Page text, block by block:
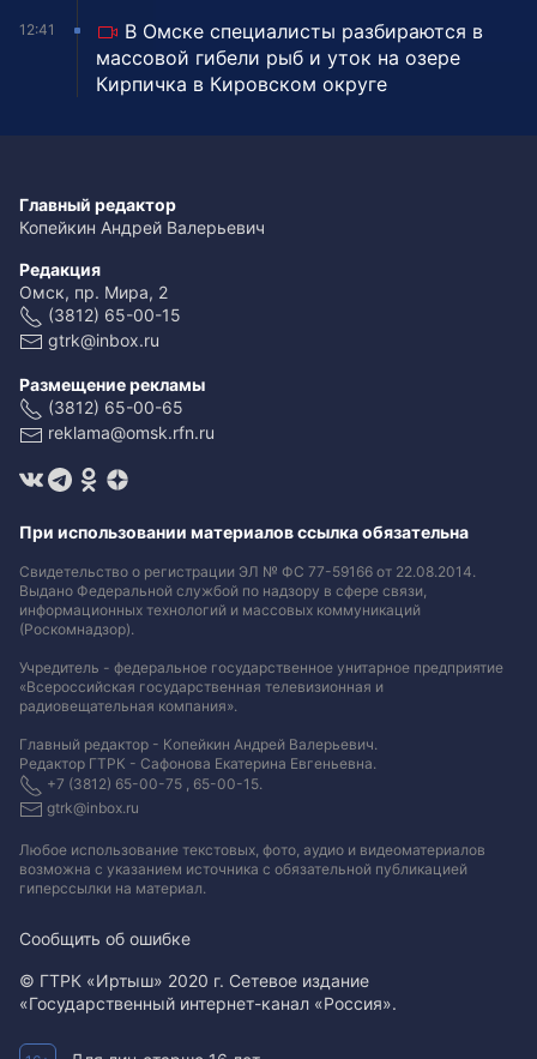
12:41
В Омске специалисты разбираются в
массовой гибели рыб и уток на озере
Кирпичка в Кировском округе
Главный редактор
Копейкин Андрей Валерьевич
Редакция
Омск, пр. Мира, 2
(3812) 65-00-15
gtrk@inbox.ru
Размещение рекламы
(3812) 65-00-65
reklama@omsk.rfn.ru
При использовании материалов ссылка обязательна
Свидетельство о регистрации ЭЛ № ФС 77-59166 от 22.08.2014.
Выдано Федеральной службой по надзору в сфере связи,
информационных технологий и массовых коммуникаций
(Роскомнадзор).
Учредитель - федеральное государственное унитарное предприятие
«Всероссийская государственная телевизионная и
радиовещательная компания».
Главный редактор - Копейкин Андрей Валерьевич.
Редактор ГТРК - Сафонова Екатерина Евгеньевна.
+7 (3812) 65-00-75 , 65-00-15.
gtrk@inbox.ru
Любое использование текстовых, фото, аудио и видеоматериалов
возможна с указанием источника с обязательной публикацией
гиперссылки на материал.
Сообщить об ошибке
© ГТРК «Иртыш» 2020 г. Сетевое издание
«Государственный интернет-канал «Россия».